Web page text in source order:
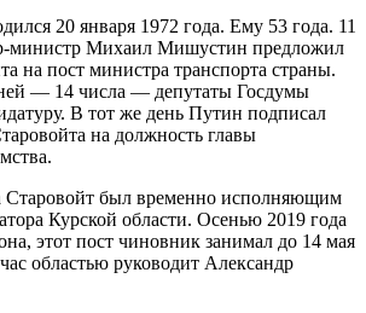
20 января 1972 года. Ему 53 года. 11
министр Михаил Мишустин предложил
на пост министра транспорта страны.
— 14 числа — депутаты Госдумы
В тот же день Путин подписал
на должность главы
Старовойт был временно исполняющим
Курской области. Осенью 2019 года
этот пост чиновник занимал до 14 мая
областью руководит Александр